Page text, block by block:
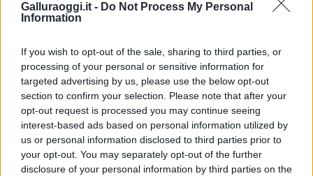
Galluraoggi.it - Do Not Process My Personal
Information
If you wish to opt-out of the sale, sharing to third parties, or
processing of your personal or sensitive information for
targeted advertising by us, please use the below opt-out
section to confirm your selection. Please note that after your
opt-out request is processed you may continue seeing
interest-based ads based on personal information utilized by
us or personal information disclosed to third parties prior to
your opt-out. You may separately opt-out of the further
disclosure of your personal information by third parties on the
Vuoi rimuovere le pubblicità nazionali?